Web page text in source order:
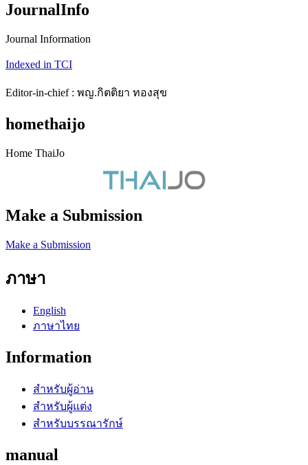
JournalInfo
Journal Information
Indexed in TCI
Editor-in-chief : พญ.กิตติยา ทองสุข
homethaijo
Home ThaiJo
Make a Submission
Make a Submission
ภาษา
English
ภาษาไทย
Information
สำหรับผู้อ่าน
สำหรับผู้แต่ง
สำหรับบรรณารักษ์
manual